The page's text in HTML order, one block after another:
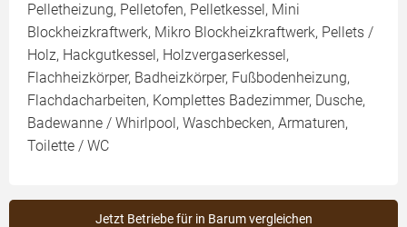
Pelletheizung, Pelletofen, Pelletkessel, Mini
Blockheizkraftwerk, Mikro Blockheizkraftwerk, Pellets /
Holz, Hackgutkessel, Holzvergaserkessel,
Flachheizkörper, Badheizkörper, Fußbodenheizung,
Flachdacharbeiten, Komplettes Badezimmer, Dusche,
Badewanne / Whirlpool, Waschbecken, Armaturen,
Toilette / WC
Jetzt Betriebe für in Barum vergleichen